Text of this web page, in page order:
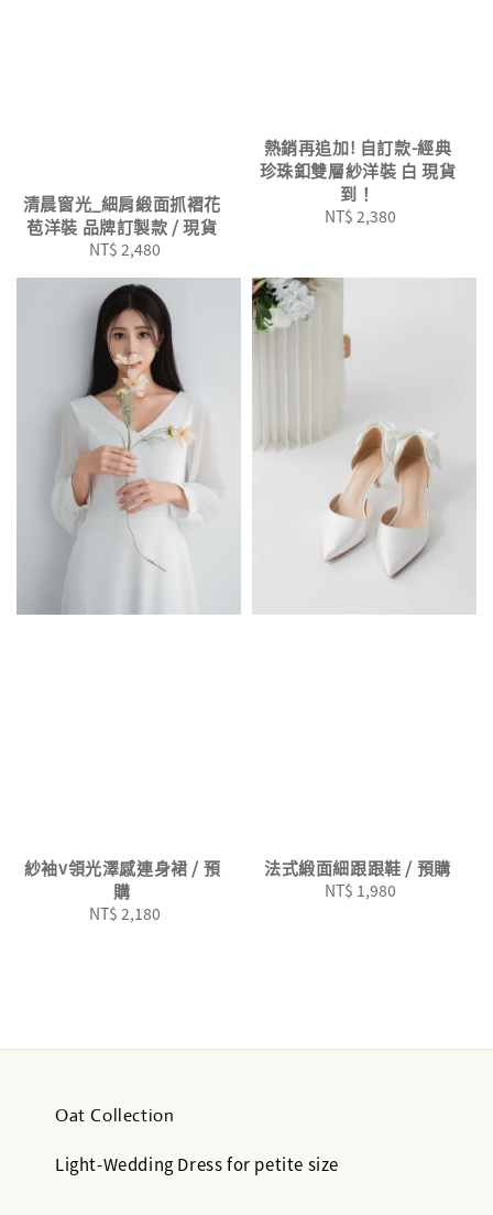
清晨窗光_細肩緞面抓褶花
苞洋裝 品牌訂製款 / 現貨
Regular
NT$ 2,480
熱銷再追加! 自訂款-經典
珍珠釦雙層紗洋裝 白 現貨
到！
Regular
NT$ 2,380
紗袖v領光澤感連身裙 / 預
購
Regular
NT$ 2,180
法式緞面細跟跟鞋 / 預購
Regular
NT$ 1,980
Oat Collection
Light-Wedding Dress for petite size